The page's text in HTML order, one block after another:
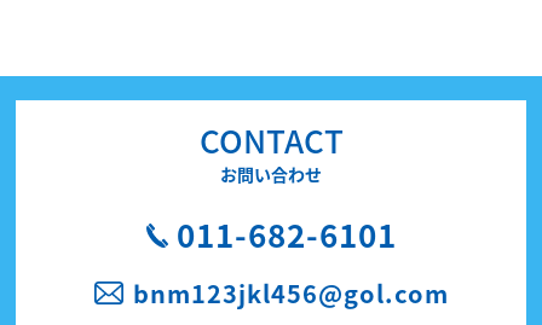
CONTACT
お問い合わせ
011-682-6101
bnm123jkl456@gol.com